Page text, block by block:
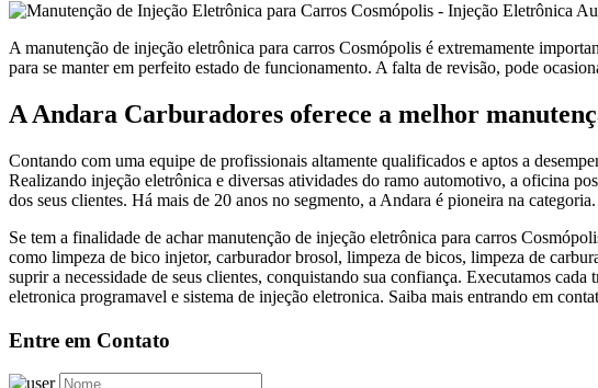
A manutenção de injeção eletrônica para carros Cosmópolis é extremamente
para se manter em perfeito estado de funcionamento. A falta de revisão, pode
A Andara Carburadores oferece a melhor
Contando com uma equipe de profissionais altamente qualificados e aptos a
Realizando injeção eletrônica e diversas atividades do ramo automotivo, a oficina
dos seus clientes. Há mais de 20 anos no segmento, a Andara é pioneira na
Se tem a finalidade de achar manutenção de injeção eletrônica para carros
como limpeza de bico injetor, carburador brosol, limpeza de bicos, limpeza de
suprir a necessidade de seus clientes, conquistando sua confiança. Executamos
eletronica programavel e sistema de injeção eletronica. Saiba mais entrando em
Entre em Contato